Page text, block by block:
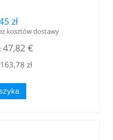
zł
kosztów dostawy
47,82 €
163,78 zł